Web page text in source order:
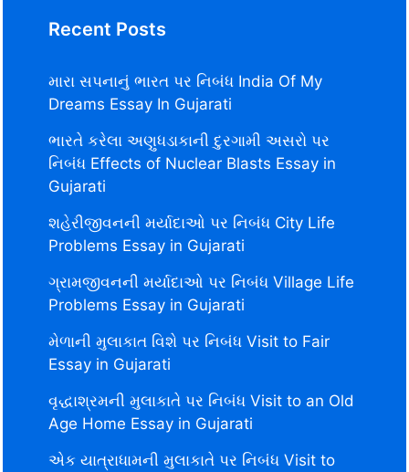
Recent Posts
મારા સપનાનું ભારત પર નિબંધ India Of My
Dreams Essay In Gujarati
ભારતે કરેલા અણુધડાકાની દુરગામી અસરો પર
નિબંધ Effects of Nuclear Blasts Essay in
Gujarati
શહેરીજીવનની મર્યાદાઓ પર નિબંધ City Life
Problems Essay in Gujarati
ગ્રામજીવનની મર્યાદાઓ પર નિબંધ Village Life
Problems Essay in Gujarati
મેળાની મુલાકાત વિશે પર નિબંધ Visit to Fair
Essay in Gujarati
વૃદ્ધાશ્રમની મુલાકાતે પર નિબંધ Visit to an Old
Age Home Essay in Gujarati
એક યાત્રાધામની મુલાકાતે પર નિબંધ Visit to